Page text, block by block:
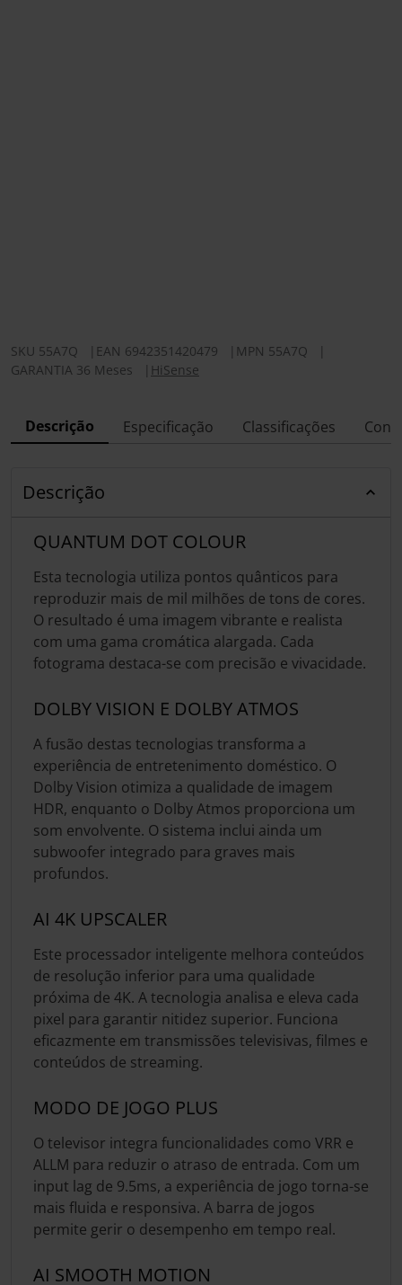
SKU 55A7Q EAN 6942351420479 MPN 55A7Q
GARANTIA 36 Meses
HiSense
Descrição Especificação Classificações
Descrição
QUANTUM DOT COLOUR
Esta tecnologia utiliza pontos quânticos para
reproduzir mais de mil milhões de tons de cores.
O resultado é uma imagem vibrante e realista
com uma gama cromática alargada. Cada
fotograma destaca-se com precisão e vivacidade.
DOLBY VISION E DOLBY ATMOS
A fusão destas tecnologias transforma a
experiência de entretenimento doméstico. O
Dolby Vision otimiza a qualidade de imagem
HDR, enquanto o Dolby Atmos proporciona um
som envolvente. O sistema inclui ainda um
subwoofer integrado para graves mais
profundos.
AI 4K UPSCALER
Este processador inteligente melhora conteúdos
de resolução inferior para uma qualidade
próxima de 4K. A tecnologia analisa e eleva cada
pixel para garantir nitidez superior. Funciona
eficazmente em transmissões televisivas, filmes e
conteúdos de streaming.
MODO DE JOGO PLUS
O televisor integra funcionalidades como VRR e
ALLM para reduzir o atraso de entrada. Com um
input lag de 9.5ms, a experiência de jogo torna-se
mais fluida e responsiva. A barra de jogos
permite gerir o desempenho em tempo real.
AI SMOOTH MOTION